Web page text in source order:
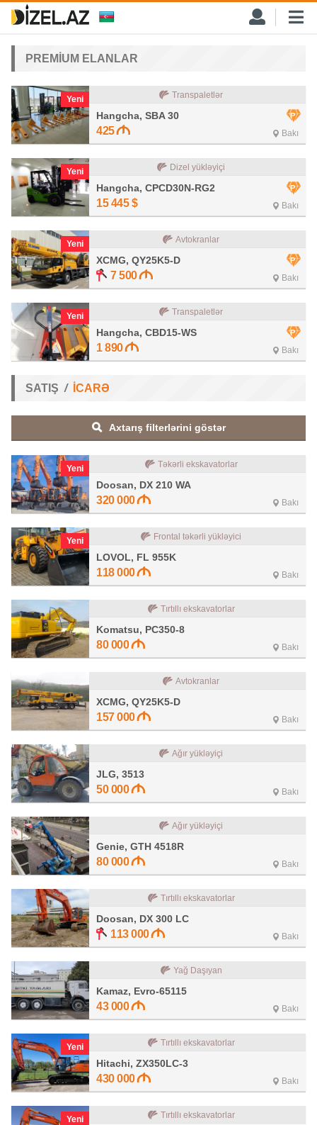
PREMİUM ELANLAR
Yeni Transpaletlər
Hangcha, SBA 30
425 Bakı
Yeni Dizel yükləyiçi
Hangcha, CPCD30N-RG2
15 445 $ Bakı
Yeni Avtokranlar
XCMG, QY25K5-D
7 500 Bakı
Yeni Transpaletlər
Hangcha, CBD15-WS
1 890 Bakı
SATIŞ İCARƏ
Axtarış filterlərini göstər
Yeni Təkərli ekskavatorlar
Doosan, DX 210 WA
320 000 Bakı
Yeni Frontal təkərli yükləyici
LOVOL, FL 955K
118 000 Bakı
Tırtıllı ekskavatorlar
Komatsu, PC350-8
80 000 Bakı
Avtokranlar
XCMG, QY25K5-D
157 000 Bakı
Ağır yükləyiçi
JLG, 3513
50 000 Bakı
Ağır yükləyiçi
Genie, GTH 4518R
80 000 Bakı
Tırtıllı ekskavatorlar
Doosan, DX 300 LC
113 000 Bakı
Yağ Daşıyan
Kamaz, Evro-65115
43 000 Bakı
Yeni Tırtıllı ekskavatorlar
Hitachi, ZX350LC-3
430 000 Bakı
Yeni Tırtıllı ekskavatorlar